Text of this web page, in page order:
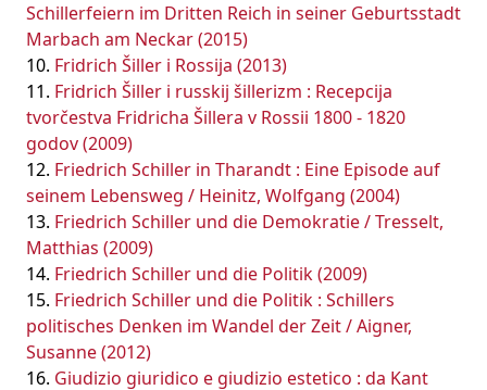
Schillerfeiern im Dritten Reich in seiner Geburtsstadt
Marbach am Neckar (2015)
Fridrich Šiller i Rossija (2013)
Fridrich Šiller i russkij šillerizm : Recepcija
tvorčestva Fridricha Šillera v Rossii 1800 - 1820
godov (2009)
Friedrich Schiller in Tharandt : Eine Episode auf
seinem Lebensweg / Heinitz, Wolfgang (2004)
Friedrich Schiller und die Demokratie / Tresselt,
Matthias (2009)
Friedrich Schiller und die Politik (2009)
Friedrich Schiller und die Politik : Schillers
politisches Denken im Wandel der Zeit / Aigner,
Susanne (2012)
Giudizio giuridico e giudizio estetico : da Kant